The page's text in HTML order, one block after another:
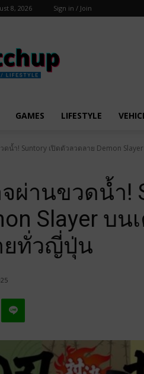
8, 2026 Sign in / Join
GAMES LIFESTYLE
ดน้ำ! Suntory เปิดตัวลวดลาย Demon
ผ่านขวดน้ำ!
Slayer บน
ยทั่วญี่ปุ่น